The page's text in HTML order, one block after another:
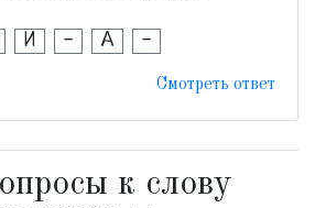
И - А -
Смотреть ответ
к слову